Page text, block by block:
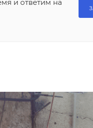
и ответим на